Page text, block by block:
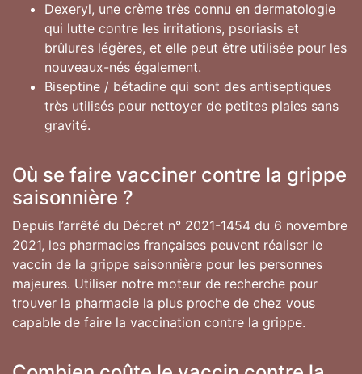
Dexeryl, une crème très connu en dermatologie
qui lutte contre les irritations, psoriasis et
brûlures légères, et elle peut être utilisée pour les
nouveaux-nés également.
Biseptine / bétadine qui sont des antiseptiques
très utilisés pour nettoyer de petites plaies sans
gravité.
Où se faire vacciner contre la grippe
saisonnière ?
Depuis l’arrêté du Décret n° 2021-1454 du 6 novembre
2021, les pharmacies françaises peuvent réaliser le
vaccin de la grippe saisonnière pour les personnes
majeures. Utiliser notre moteur de recherche pour
trouver la pharmacie la plus proche de chez vous
capable de faire la vaccination contre la grippe.